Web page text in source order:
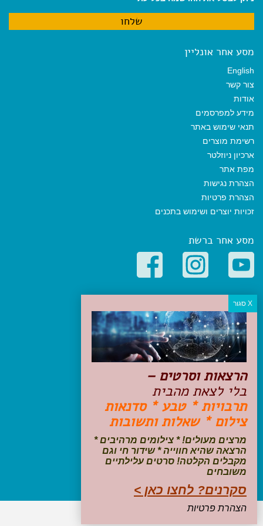
מסע אחר אונליין
English
צור קשר
אודות
מידע למפרסמים
תנאי שימוש באתר
רשימת מוצרים
ארכיון ניוזלטר
מפת אתר
הצהרת נגישות
הצהרת פרטיות
זכויות יוצרים ושימוש בתכנים
מסע אחר ברשת
קטגוריות פופולריות
יעדים
טיולים בישראל
מלונות בוטיק בישראל
טיפים והמלצות
הכנות לנסיעה
טיולי ג'יפים
טיולים עם ילדים
שייט, הפלגות, קרוזים
עקבו אחרינו בפייסבוק
הרצאות וסרטים –
בלי לצאת מהבית
תרבויות * טבע * סדנאות
צילום * שאלות ותשובות
מרצים מעולים! * צילומים מרהיבים *
הרצאה שהיא חווייה * שידור חי וגם
מקבלים הקלטה! סרטים עלילתיים
משובחים
סקרנים? לחצו כאן >
הצהרת פרטיות